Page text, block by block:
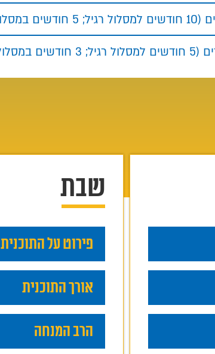
שבת
פירוט על התוכנית
אורך התוכנית
הרב המנחה